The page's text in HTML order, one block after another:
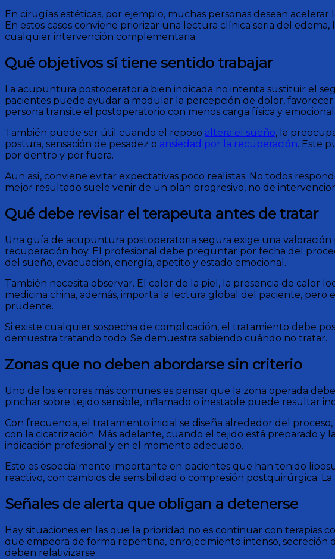
En cirugías estéticas, por ejemplo, muchas personas desean
En estos casos conviene priorizar una lectura clínica seria del
cualquier intervención complementaria.
Qué objetivos sí tiene sentido trabajar
La acupuntura postoperatoria bien indicada no intenta sustituir el
pacientes puede ayudar a modular la percepción de dolor,
persona transite el postoperatorio con menos carga física y emocional.
También puede ser útil cuando el reposo altera el sueño, la
postura, sensación de pesadez o ansiedad por la recuperación. Este
por dentro y por fuera.
Aun así, conviene evitar expectativas poco realistas. No todos
mejor resultado suele venir de un plan progresivo, no de
Qué debe revisar el terapeuta antes de tratar
Una guía de acupuntura postoperatoria segura exige una
recuperación hoy. El profesional debe preguntar por fecha del
del sueño, evacuación, energía, apetito y estado emocional.
También necesita observar. El color de la piel, la presencia de calor
medicina china, además, importa la lectura global del paciente,
prudente.
Si existe cualquier sospecha de complicación, el tratamiento debe
demuestra tratando todo. Se demuestra sabiendo cuándo no tratar.
Zonas que no deben abordarse sin criterio
Uno de los errores más comunes es pensar que la zona operada
pinchar sobre tejido sensible, inflamado o inestable puede resultar
Con frecuencia, el tratamiento inicial se diseña alrededor del
con la cicatrización. Más adelante, cuando el tejido está preparado
indicación profesional y en el momento adecuado.
Esto es especialmente importante en pacientes que han tenido
reactivo, con cambios de sensibilidad o compresión postquirúrgica.
Señales de alerta que obligan a detenerse
Hay situaciones en las que la prioridad no es continuar con terapias
que empeora de forma repentina, enrojecimiento intenso, secreción
deben relativizarse.